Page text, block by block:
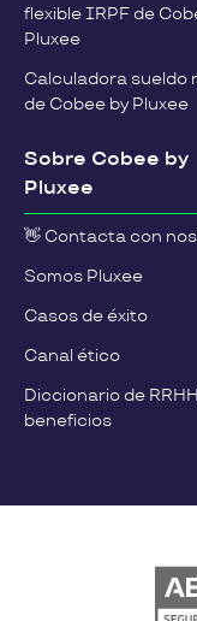
flexible IRPF de
Pluxee
Calculadora sueldo
de Cobee by Pluxee
Sobre Cobee by
Pluxee
👋 Contacta con
Somos Pluxee
Casos de éxito
Canal ético
Diccionario de
beneficios